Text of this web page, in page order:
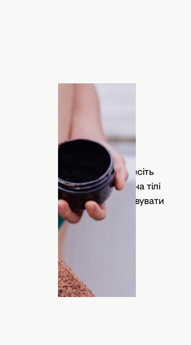
зі своїм завданням. Вам
г солі. Тепер рівномірно нанесіть
цього скраб можна залишити на тілі
Цей скраб можна використовувати